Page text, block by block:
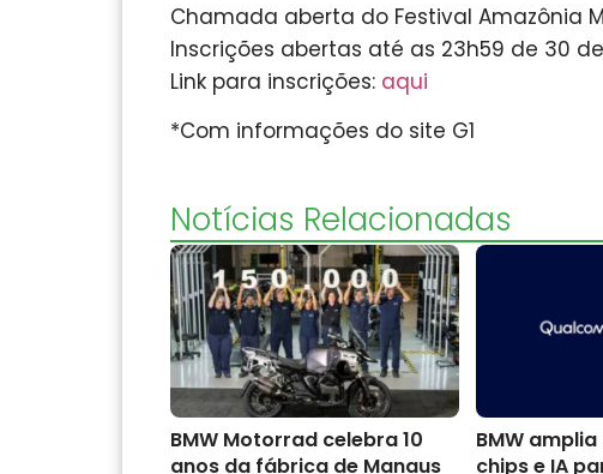
Chamada aberta do Festival Amazônia
Inscrições abertas até as 23h59 de 30
Link para inscrições: aqui
*Com informações do site G1
Notícias Relacionadas
BMW Motorrad celebra 10
anos da fábrica de Manaus
BMW
chips e IA